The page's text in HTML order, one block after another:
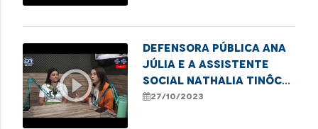
play_circle_outline
Defensora pública Ana
Júlia e a assistente
social Nathalia Tinôco
falam sobre mutirão de
27/10/2023